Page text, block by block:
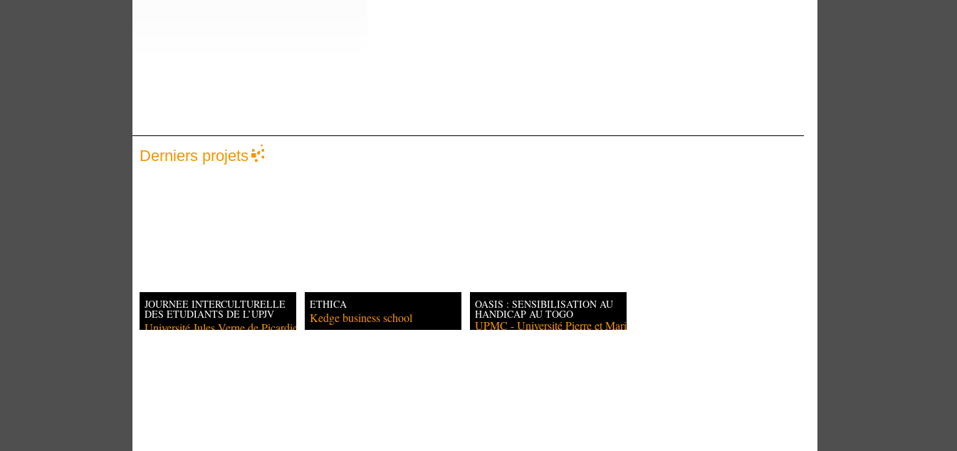
Derniers projets
JOURNEE INTERCULTURELLE
DES ETUDIANTS DE L’UPJV
Université Jules Verne de Picardie
ETHICA
Kedge business school
OASIS : SENSIBILISATION AU
HANDICAP AU TOGO
UPMC - Université Pierre et Marie